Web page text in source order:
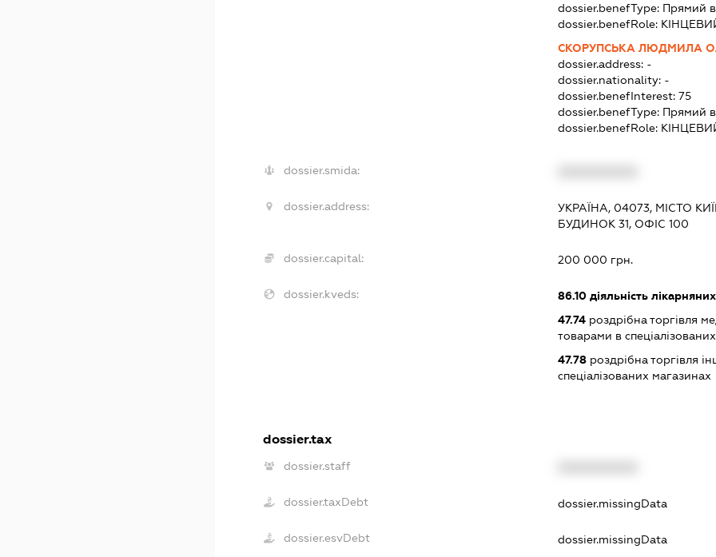
dossier.benefType: Прямий
dossier.benefRole:
СКОРУПСЬКА ЛЮДМИЛА
dossier.address: -
dossier.nationality: -
dossier.benefInterest:75
dossier.benefType: Прямий
dossier.benefRole:
dossier.smida:
dossier.address:
УКРАЇНА, 04073, МІСТО
БУДИНОК 31, ОФІС 100
dossier.capital: 200 000 грн.
dossier.kveds: 86.10 діяльність
47.74 роздрібна торгівля
товарами в
47.78 роздрібна торгівля
спеціалізованих магазинах
dossier.tax
dossier.staff
dossier.taxDebt dossier.missingData
dossier.esvDebt dossier.missingData